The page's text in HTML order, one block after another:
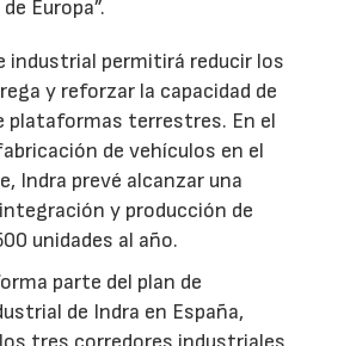
Europa”.
industrial permitirá reducir los
y reforzar la capacidad de
plataformas terrestres. En el
de vehículos en el
Indra prevé alcanzar una
y producción de
unidades al año.
parte del plan de
de Indra en España,